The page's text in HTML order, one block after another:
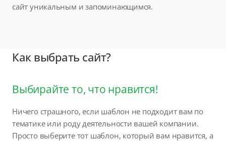
сайт уникальным и запоминающимся.
Как выбрать сайт?
Выбирайте то, что нравится!
Ничего страшного, если шаблон не подходит вам по
тематике или роду деятельности вашей компании.
Просто выберите тот шаблон, который вам нравится, а